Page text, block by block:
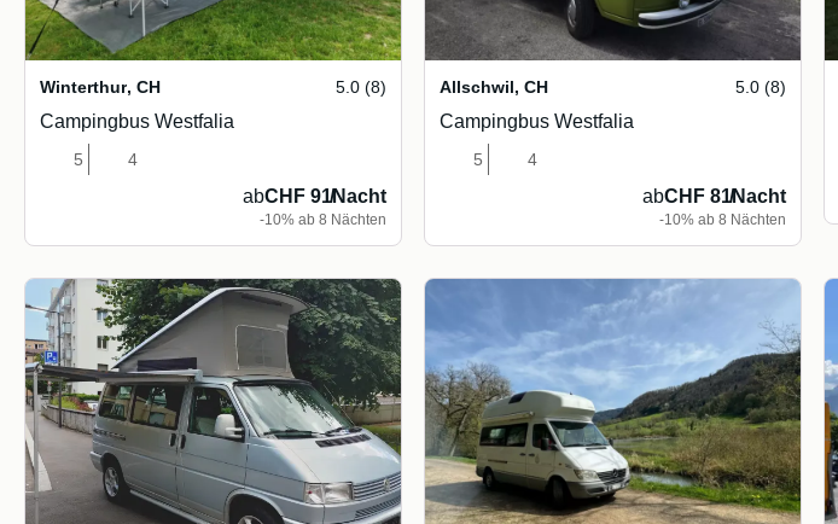
Winterthur, CH 5.0 (8)
Campingbus Westfalia
5 4
abCHF 91/Nacht
-10% ab 8 Nächten
Allschwil, CH 5.0 (8)
Campingbus Westfalia
5 4
abCHF 81/Nacht
-10% ab 8 Nächten